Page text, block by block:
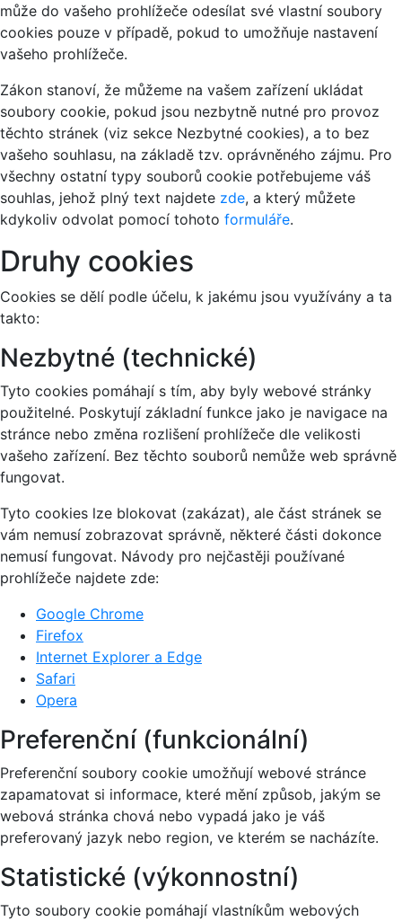
může do vašeho prohlížeče odesílat své vlastní soubory
cookies pouze v případě, pokud to umožňuje nastavení
vašeho prohlížeče.
Zákon stanoví, že můžeme na vašem zařízení ukládat
soubory cookie, pokud jsou nezbytně nutné pro provoz
těchto stránek (viz sekce Nezbytné cookies), a to bez
vašeho souhlasu, na základě tzv. oprávněného zájmu. Pro
všechny ostatní typy souborů cookie potřebujeme váš
souhlas, jehož plný text najdete zde, a který můžete
kdykoliv odvolat pomocí tohoto formuláře.
Druhy cookies
Cookies se dělí podle účelu, k jakému jsou využívány a ta
takto:
Nezbytné (technické)
Tyto cookies pomáhají s tím, aby byly webové stránky
použitelné. Poskytují základní funkce jako je navigace na
stránce nebo změna rozlišení prohlížeče dle velikosti
vašeho zařízení. Bez těchto souborů nemůže web správně
fungovat.
Tyto cookies lze blokovat (zakázat), ale část stránek se
vám nemusí zobrazovat správně, některé části dokonce
nemusí fungovat. Návody pro nejčastěji používané
prohlížeče najdete zde:
Google Chrome
Firefox
Internet Explorer a Edge
Safari
Opera
Preferenční (funkcionální)
Preferenční soubory cookie umožňují webové stránce
zapamatovat si informace, které mění způsob, jakým se
webová stránka chová nebo vypadá jako je váš
preferovaný jazyk nebo region, ve kterém se nacházíte.
Statistické (výkonnostní)
Tyto soubory cookie pomáhají vlastníkům webových